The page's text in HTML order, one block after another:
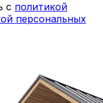
с политикой
персональных